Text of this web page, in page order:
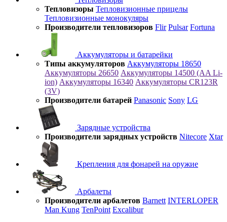
Тепловизоры Тепловизионные прицелы
Тепловизионные монокуляры
Производители тепловизоров Flir Pulsar Fortuna
Аккумуляторы и батарейки
Типы аккумуляторов Аккумуляторы 18650
Аккумуляторы 26650 Аккумуляторы 14500 (AA Li-
ion) Аккумуляторы 16340 Аккумуляторы CR123R
(3V)
Производители батарей Panasonic Sony LG
Зарядные устройства
Производители зарядных устройств Nitecore Xtar
Крепления для фонарей на оружие
Арбалеты
Производители арбалетов Barnett INTERLOPER
Man Kung TenPoint Excalibur